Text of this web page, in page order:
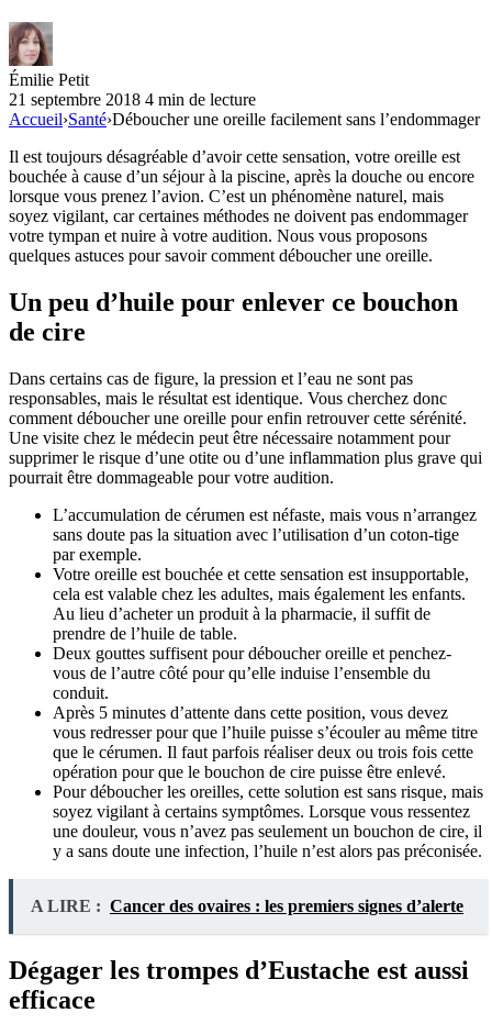
Émilie Petit
21 septembre 2018 4 min de lecture
Accueil›Santé›Déboucher une oreille facilement sans l’endommager
Il est toujours désagréable d’avoir cette sensation, votre oreille est
bouchée à cause d’un séjour à la piscine, après la douche ou encore
lorsque vous prenez l’avion. C’est un phénomène naturel, mais
soyez vigilant, car certaines méthodes ne doivent pas endommager
votre tympan et nuire à votre audition. Nous vous proposons
quelques astuces pour savoir comment déboucher une oreille.
Un peu d’huile pour enlever ce bouchon
de cire
Dans certains cas de figure, la pression et l’eau ne sont pas
responsables, mais le résultat est identique. Vous cherchez donc
comment déboucher une oreille pour enfin retrouver cette sérénité.
Une visite chez le médecin peut être nécessaire notamment pour
supprimer le risque d’une otite ou d’une inflammation plus grave qui
pourrait être dommageable pour votre audition.
L’accumulation de cérumen est néfaste, mais vous n’arrangez
sans doute pas la situation avec l’utilisation d’un coton-tige
par exemple.
Votre oreille est bouchée et cette sensation est insupportable,
cela est valable chez les adultes, mais également les enfants.
Au lieu d’acheter un produit à la pharmacie, il suffit de
prendre de l’huile de table.
Deux gouttes suffisent pour déboucher oreille et penchez-
vous de l’autre côté pour qu’elle induise l’ensemble du
conduit.
Après 5 minutes d’attente dans cette position, vous devez
vous redresser pour que l’huile puisse s’écouler au même titre
que le cérumen. Il faut parfois réaliser deux ou trois fois cette
opération pour que le bouchon de cire puisse être enlevé.
Pour déboucher les oreilles, cette solution est sans risque, mais
soyez vigilant à certains symptômes. Lorsque vous ressentez
une douleur, vous n’avez pas seulement un bouchon de cire, il
y a sans doute une infection, l’huile n’est alors pas préconisée.
A LIRE : Cancer des ovaires : les premiers signes d’alerte
Dégager les trompes d’Eustache est aussi
efficace